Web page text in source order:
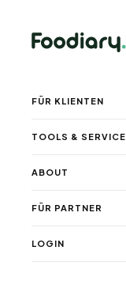
FÜR KLIENTEN
TOOLS & SERVICE
ABOUT
FÜR PARTNER
LOGIN